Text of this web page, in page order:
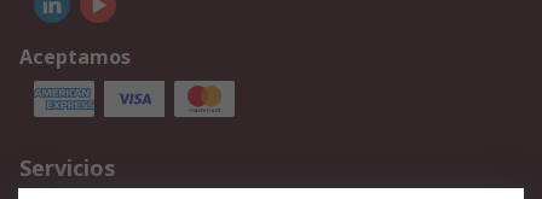
Aceptamos
Servicios